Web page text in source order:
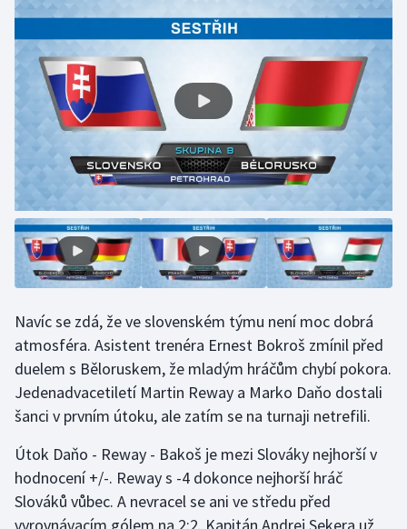
Lyže a snowboard
Moderní pětiboj
Motorsport
Olympijské hry
Parasport
Plavání
Plážový volejbal
Ragby
Rychlobruslení
Rychlostní kanoistika
Short track
Sportovní střelba
Navíc se zdá, že ve slovenském týmu není moc dobrá
atmosféra. Asistent trenéra Ernest Bokroš zmínil před
duelem s Běloruskem, že mladým hráčům chybí pokora.
Jedenadvacetiletí Martin Reway a Marko Daňo dostali
šanci v prvním útoku, ale zatím se na turnaji netrefili.
Útok Daňo - Reway - Bakoš je mezi Slováky nejhorší v
hodnocení +/-. Reway s -4 dokonce nejhorší hráč
Slováků vůbec. A nevracel se ani ve středu před
vyrovnávacím gólem na 2:2. Kapitán Andrej Sekera už